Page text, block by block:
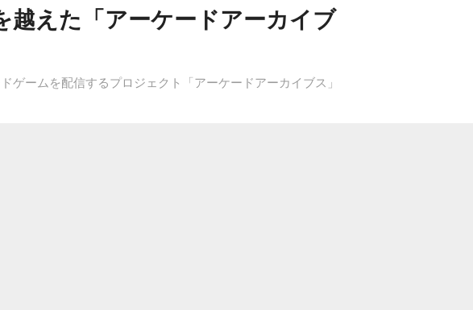
越えた「アーケードアーカイブ
ームを配信するプロジェクト「アーケードアーカイブス」